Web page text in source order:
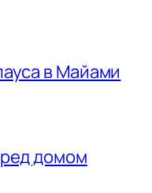
в Майами
домом